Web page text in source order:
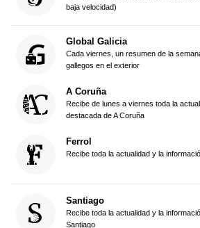
baja velocidad)
Global Galicia
Cada viernes, un resumen de la
gallegos en el exterior
A Coruña
Recibe de lunes a viernes toda la
destacada de A Coruña
Ferrol
Recibe toda la actualidad y la
Santiago
Recibe toda la actualidad y la
Santiago